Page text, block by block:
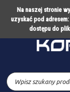
Na naszej stronie
uzyskać pod adresem:
dostępu do